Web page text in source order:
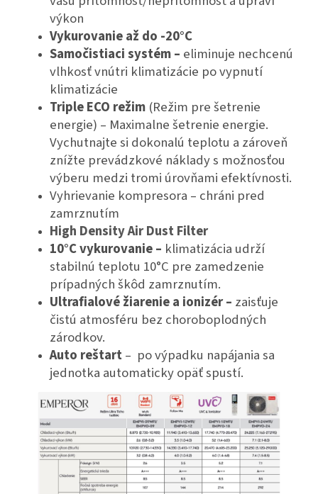
výkon
Vykurovanie až do -20°C
Samočistiaci systém – eliminuje nechcenú
vlhkosť vnútri klimatizácie po vypnutí
klimatizácie
Triple ECO režim (Režim pre šetrenie
energie) – Maximalne šetrenie energie.
Vychutnajte si dokonalú teplotu a zároveň
znížte prevádzkové náklady s možnosťou
výberu medzi tromi úrovňami efektívnosti.
Vyhrievanie kompresora – chráni pred
zamrznutím
High Density Air Dust Filter
10°C vykurovanie – klimatizácia udrží
stabilnú teplotu 10°C pre zamedzenie
prípadných škôd zamrznutím.
Ultrafialové žiarenie a ionizér – zaisťuje
čistú atmosféru bez choroboplodných
zárodkov.
Auto reštart– po výpadku napájania sa
jednotka automaticky opäť spustí.